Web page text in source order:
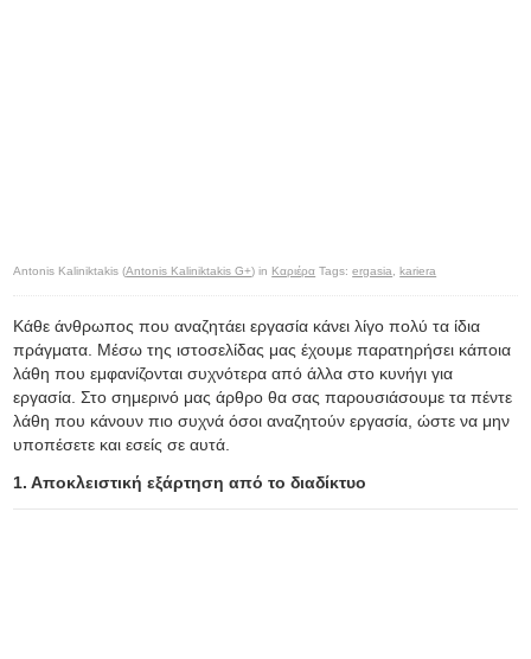
Antonis Kaliniktakis (Antonis Kaliniktakis G+) in Καριέρα Tags:ergasia ,kariera
Κάθε άνθρωπος που αναζητάει εργασία κάνει λίγο πολύ τα ίδια
πράγματα. Μέσω της ιστοσελίδας μας έχουμε παρατηρήσει κάποια
λάθη που εμφανίζονται συχνότερα από άλλα στο κυνήγι για
εργασία. Στο σημερινό μας άρθρο θα σας παρουσιάσουμε τα πέντε
λάθη που κάνουν πιο συχνά όσοι αναζητούν εργασία, ώστε να μην
υποπέσετε και εσείς σε αυτά.
1. Αποκλειστική εξάρτηση από το διαδίκτυο